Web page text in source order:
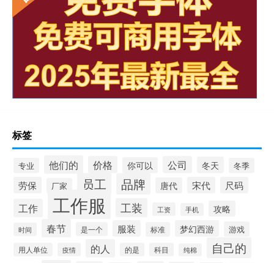
标签
专业 他们的 价格 你可以 公司 冬天 冬季
劳保 厂家 员工 品牌 唐代 宋代 尺码
工作 工作服 工装 工资 手机 攻略
时间 春节 是一个 服装 标准 梦幻西游 游戏
用人单位 疫情 的人 的是 科目 纯棉 自己的